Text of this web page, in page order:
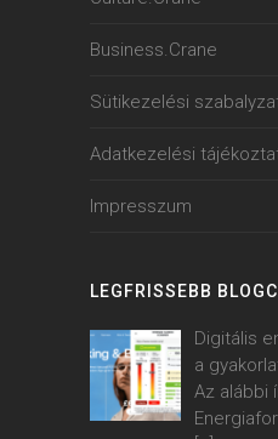
Business.Crane
Sütikezelési
Adatkezelési
Impresszum
LEGFRISSEBB
Digitális
a
Az alábbi